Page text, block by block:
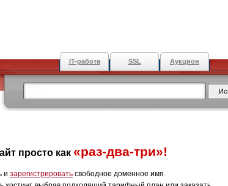
IT-работа SSL Аукцион
просто как «раз-два-три»!
и зарегистрировать свободное доменное имя.